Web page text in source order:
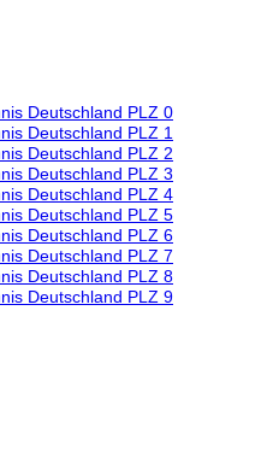
Deutschland PLZ 0
Deutschland PLZ 1
Deutschland PLZ 2
Deutschland PLZ 3
Deutschland PLZ 4
Deutschland PLZ 5
Deutschland PLZ 6
Deutschland PLZ 7
Deutschland PLZ 8
Deutschland PLZ 9